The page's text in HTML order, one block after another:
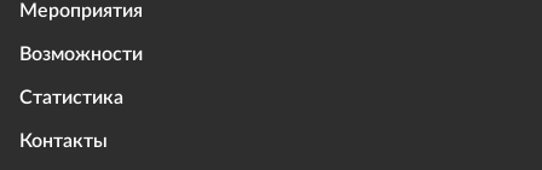
Мероприятия
Возможности
Статистика
Контакты